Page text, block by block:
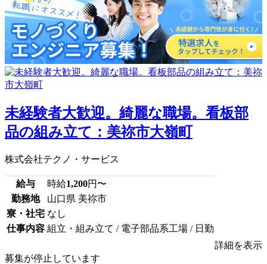
未経験者大歓迎。綺麗な職場。看板部
品の組み立て：美祢市大嶺町
株式会社テクノ・サービス
給与 時給1,200円〜
勤務地
山口県 美祢市
寮・社宅 なし
仕事内容 組立・組み立て / 電子部品系工場 / 日勤
詳細を表示
募集が停止しています